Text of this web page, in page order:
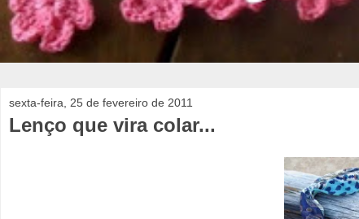
sexta-feira, 25 de fevereiro de 2011
Lenço que vira colar...